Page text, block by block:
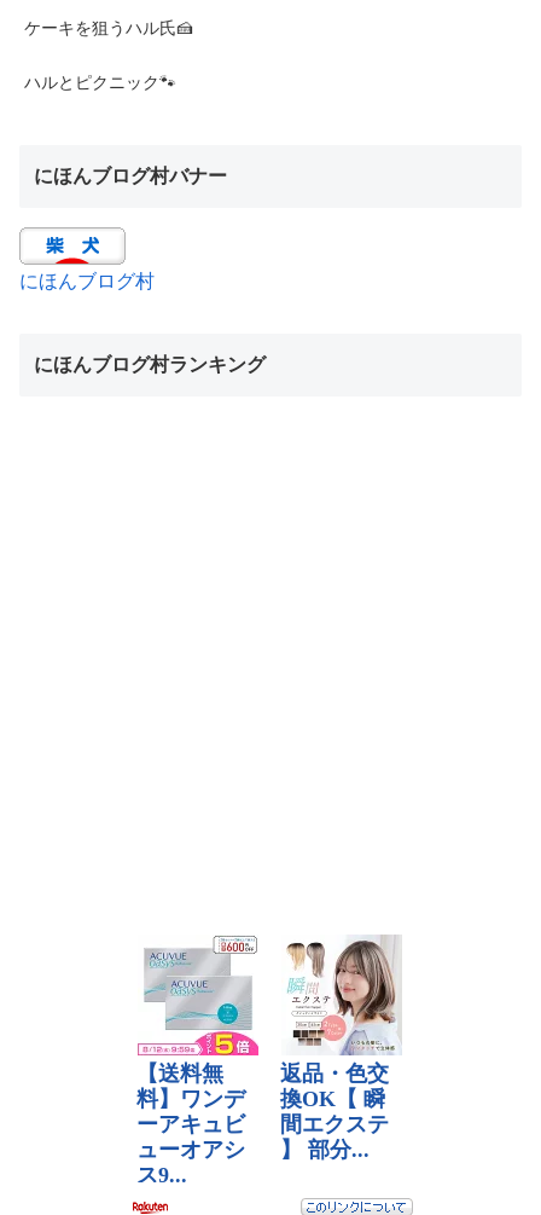
ケーキを狙うハル氏🍰
ハルとピクニック🐾
にほんブログ村バナー
にほんブログ村
にほんブログ村ランキング